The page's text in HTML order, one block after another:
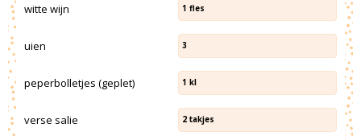
witte wijn 1 fles
uien 3
peperbolletjes (geplet) 1 kl
verse salie 2 takjes